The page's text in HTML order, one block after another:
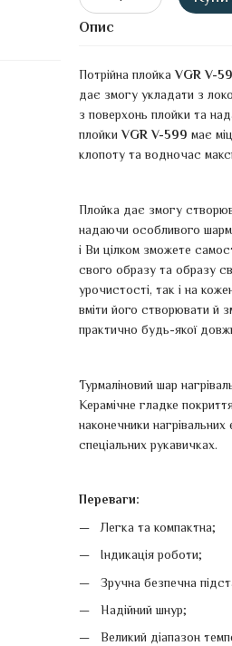
Опис
Потрійна плойкаVGR V-
дає змогу укладати з
з поверхонь плойки та
плойкиVGR V-599 має
клопоту та водночас
Плойка дає змогу
надаючи особливого
і Ви цілком зможете
свого образу та образу
урочистості, так і на
вміти його створювати й
практично будь-якої
Турмаліновий шар
Керамічне гладке
наконечники
спеціальних рукавичках.
Переваги:
Легка та компактна;
Індикація роботи;
Зручна безпечна
Надійний шнур;
Великий діапазон